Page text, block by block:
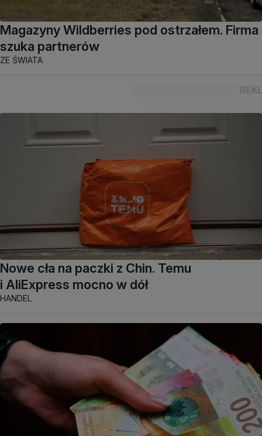
Magazyny Wildberries pod ostrzałem. Firma
szuka partnerów
ZE ŚWIATA
Nowe cła na paczki z Chin. Temu
i AliExpress mocno w dół
HANDEL